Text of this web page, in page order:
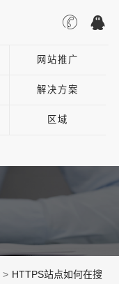
网站推广
解决方案
区域
> HTTPS站点如何在搜